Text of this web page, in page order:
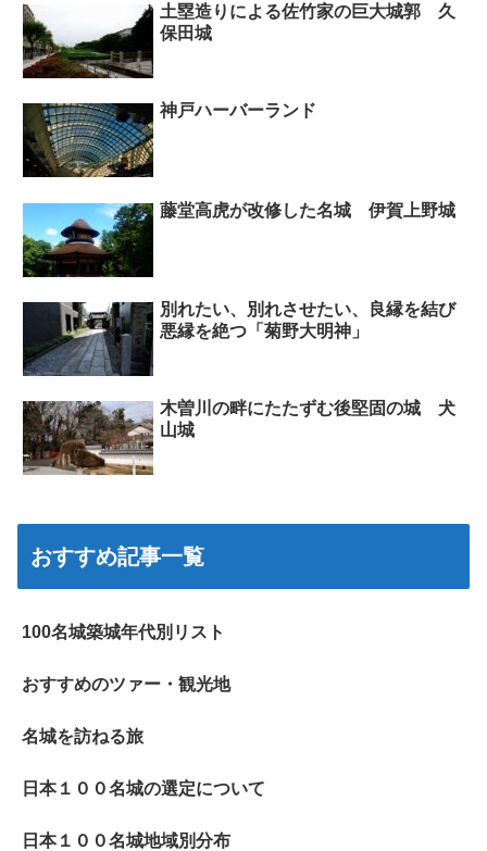
土塁造りによる佐竹家の巨大城郭 久
保田城
神戸ハーバーランド
藤堂高虎が改修した名城 伊賀上野城
別れたい、別れさせたい、良縁を結び
悪縁を絶つ「菊野大明神」
木曽川の畔にたたずむ後堅固の城 犬
山城
おすすめ記事一覧
100名城築城年代別リスト
おすすめのツァー・観光地
名城を訪ねる旅
日本１００名城の選定について
日本１００名城地域別分布